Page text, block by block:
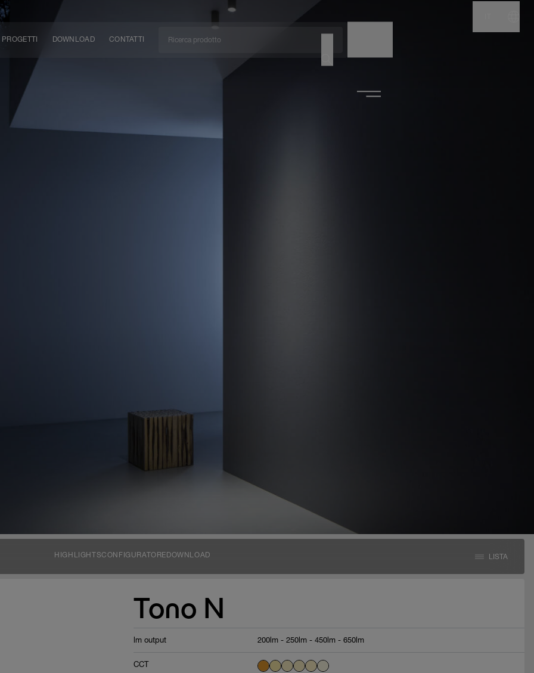
PROGETTI DOWNLOAD CONTATTI
NOME
HIGHLIGHTSCONFIGURATORE DOWNLOAD LISTA
Tono N
lm output 200lm - 250lm - 450lm - 650lm
CCT